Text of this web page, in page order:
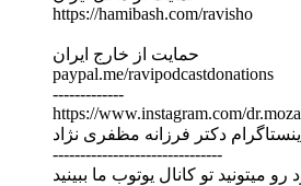
https://hamibash.com/ravisho
حمایت از خارج ایران
paypal.me/ravipodcastdonations
-------------
https://www.instagram.com/
دکتر فرزانه مظفری نژاد
-------------------------------
میتونید تو کانال یوتوب ما ببینید